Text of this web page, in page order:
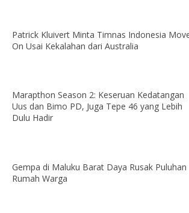
Patrick Kluivert Minta Timnas Indonesia
On Usai Kekalahan dari Australia
Marapthon Season 2: Keseruan Kedatangan
Uus dan Bimo PD, Juga Tepe 46 yang Lebih
Dulu Hadir
Gempa di Maluku Barat Daya Rusak Puluhan
Rumah Warga